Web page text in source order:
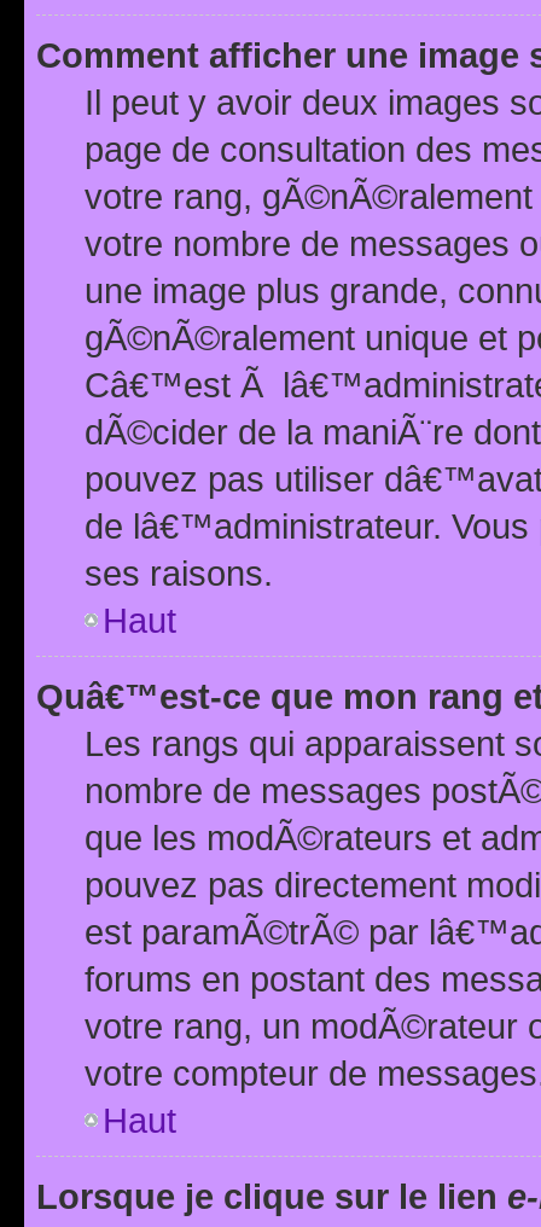
Comment afficher une image
Il peut y avoir deux images
page de consultation des
votre rang,
votre nombre de messages
une image plus grande,
gÃ©nÃ©ralement unique et
Câ€™est Ã
dÃ©cider de la maniÃ¨re
pouvez pas utiliser
de lâ€™administrateur.
ses raisons.
Haut
Quâ€™est-ce que mon rang
Les rangs qui apparaissent
nombre de messages
que les modÃ©rateurs et
pouvez pas directement
est paramÃ©trÃ© par
forums en postant des
votre rang, un modÃ©rateur
votre compteur de
Haut
Lorsque je clique sur le lien